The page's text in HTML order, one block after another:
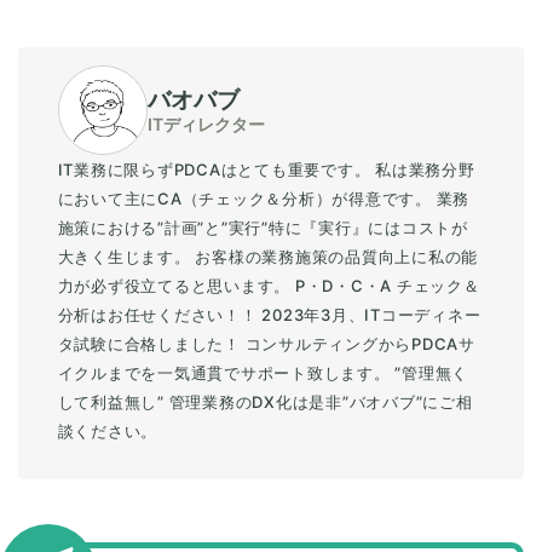
バオバブ
ITディレクター
IT業務に限らずPDCAはとても重要です。 私は業務分野
において主にCA（チェック＆分析）が得意です。 業務
施策における”計画”と”実行”特に『実行』にはコストが
大きく生じます。 お客様の業務施策の品質向上に私の能
力が必ず役立てると思います。 P・D・C・A チェック＆
分析はお任せください！！ 2023年3月、ITコーディネー
タ試験に合格しました！ コンサルティングからPDCAサ
イクルまでを一気通貫でサポート致します。 ”管理無く
して利益無し” 管理業務のDX化は是非”バオバブ”にご相
談ください。